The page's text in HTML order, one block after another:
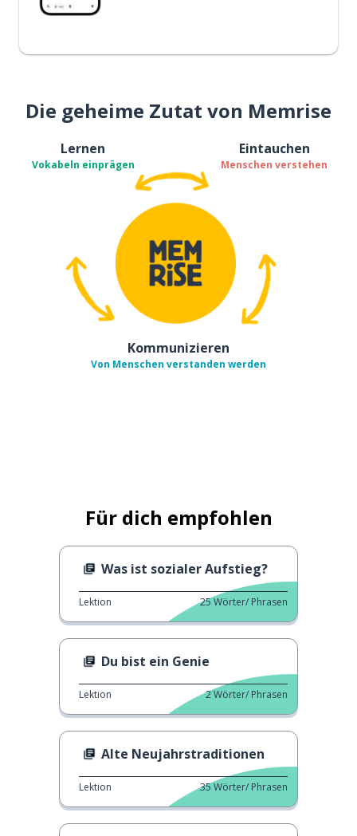
Die geheime Zutat von Memrise
Lernen
Vokabeln einprägen
Eintauchen
Menschen verstehen
Kommunizieren
Von Menschen verstanden werden
Für dich empfohlen
Was ist sozialer Aufstieg?
Lektion 25Wörter/ Phrasen
Du bist ein Genie
Lektion 2Wörter/ Phrasen
Alte Neujahrstraditionen
Lektion 35Wörter/ Phrasen